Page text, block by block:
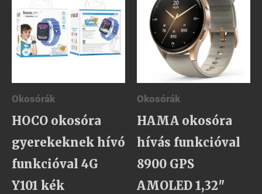
Okosórák
HOCO okosóra
gyerekeknek hívó
funkcióval 4G
Y101 kék
Okosórák
HAMA okosóra
hívás funkcióval
8900 GPS
AMOLED 1,32″